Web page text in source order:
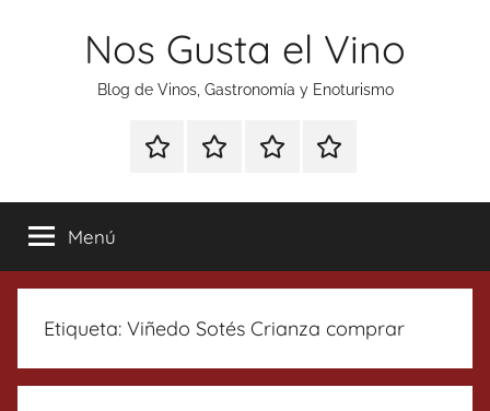
Nos Gusta el Vino
Blog de Vinos, Gastronomía y Enoturismo
Especial
Tonics
Enoturismo
Gastronomía
RankingContacto
Menú
Etiqueta: Viñedo Sotés Crianza comprar